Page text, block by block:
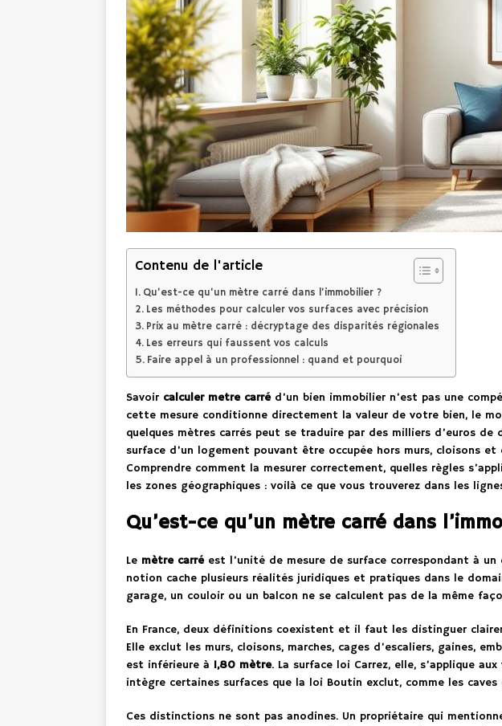
Contenu de l'article
Qu’est-ce qu’un mètre carré dans l’immobilier ?
Les méthodes pour calculer vos surfaces avec précision
Prix au mètre carré : décryptage des disparités régionales
Les erreurs qui faussent vos calculs
Faire appel à un professionnel : quand et pourquoi
Savoir calculer metre carréd’un bien immobilier n’est pas une
cette mesure conditionne directement la valeur de votre bien, le
quelques mètres carrés peut se traduire par des milliers d’euros
surface d’un logement pouvant être occupée hors murs, cloisons
Comprendre comment la mesurer correctement, quelles règles
les zones géographiques : voilà ce que vous trouverez dans les
Qu’est-ce qu’un mètre carré dans
Le mètre carréest l’unité de mesure de surface correspondant à un
notion cache plusieurs réalités juridiques et pratiques dans le
garage, un couloir ou un balcon ne se calculent pas de la même
En France, deux définitions coexistent et il faut les distinguer
Elle exclut les murs, cloisons, marches, cages d’escaliers, gaines,
est inférieure à 1,80 mètre. La surface loi Carrez, elle, s’applique
intègre certaines surfaces que la loi Boutin exclut, comme les
Ces distinctions ne sont pas anodines. Un propriétaire qui